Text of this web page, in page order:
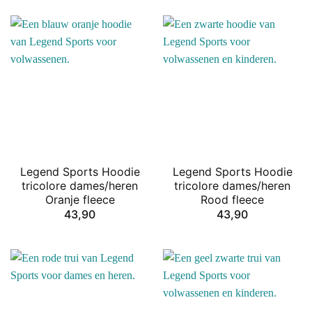
Legend Sports Hoodie
tricolore dames/heren
Oranje fleece
43,90
Legend Sports Hoodie
tricolore dames/heren
Rood fleece
43,90